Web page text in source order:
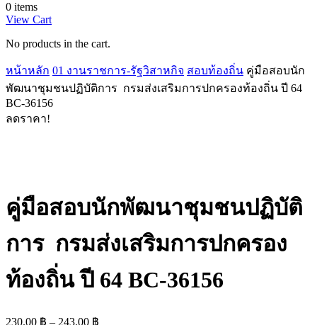
0 items
View Cart
No products in the cart.
หน้าหลัก 01 งานราชการ-รัฐวิสาหกิจ สอบท้องถิ่น คู่มือสอบนัก
พัฒนาชุมชนปฏิบัติการ กรมส่งเสริมการปกครองท้องถิ่น ปี 64
BC-36156
ลดราคา!
คู่มือสอบนักพัฒนาชุมชนปฏิบัติ
การ กรมส่งเสริมการปกครอง
ท้องถิ่น ปี 64 BC-36156
230.00 ฿ – 243.00 ฿